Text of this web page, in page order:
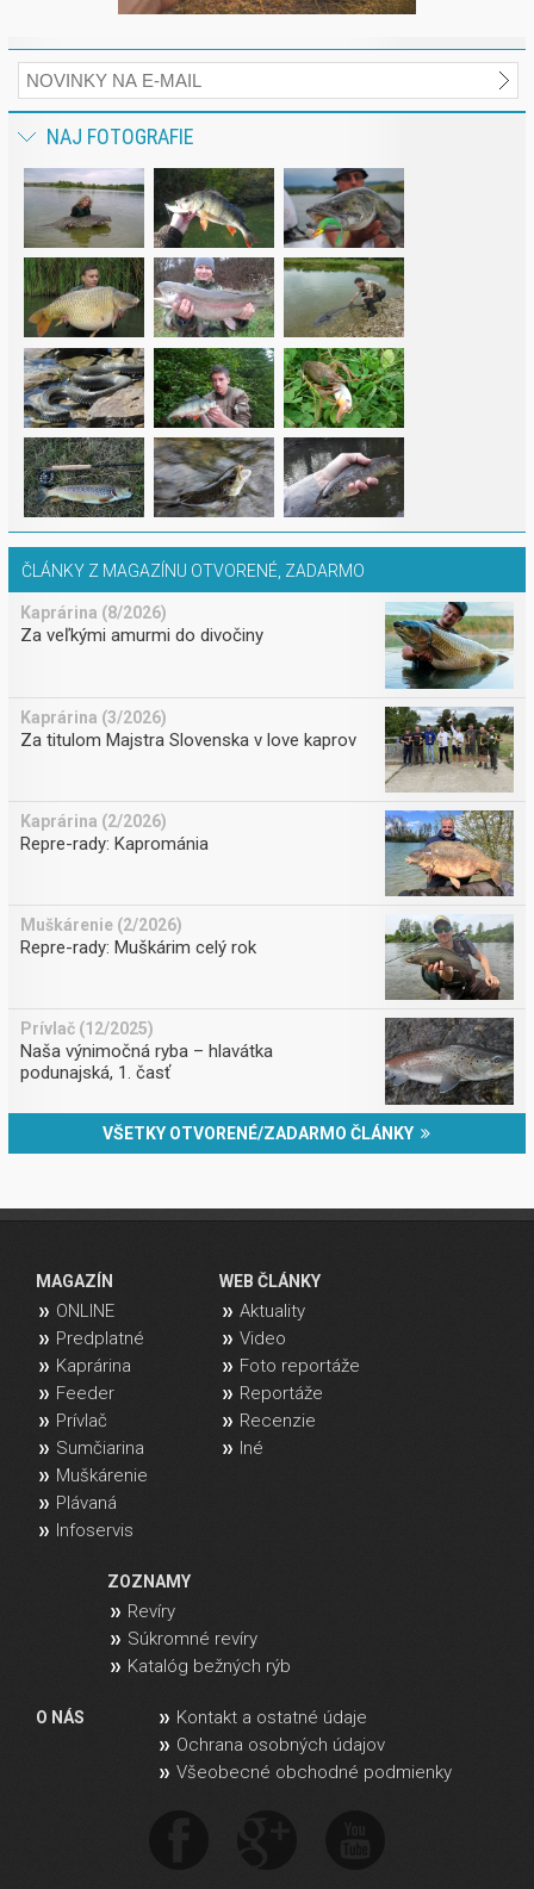
NAJ FOTOGRAFIE
ČLÁNKY Z MAGAZÍNU OTVORENÉ, ZADARMO
Kaprárina (8/2026)
Za veľkými amurmi do divočiny
Kaprárina (3/2026)
Za titulom Majstra Slovenska v love kaprov
Kaprárina (2/2026)
Repre-rady: Kaprománia
Muškárenie (2/2026)
Repre-rady: Muškárim celý rok
Prívlač (12/2025)
Naša výnimočná ryba – hlavátka
podunajská, 1. časť
VŠETKY OTVORENÉ/ZADARMO ČLÁNKY
MAGAZÍN
ONLINE
Predplatné
Kaprárina
Feeder
Prívlač
Sumčiarina
Muškárenie
Plávaná
Infoservis
WEB ČLÁNKY
Aktuality
Video
Foto reportáže
Reportáže
Recenzie
Iné
ZOZNAMY
Revíry
Súkromné revíry
Katalóg bežných rýb
O NÁS
Kontakt a ostatné údaje
Ochrana osobných údajov
Všeobecné obchodné podmienky